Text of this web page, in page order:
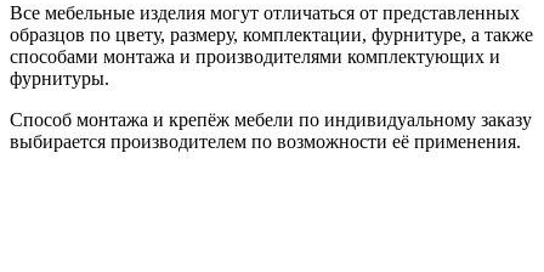
Все мебельные изделия могут отличаться от представленных
образцов по цвету, размеру, комплектации, фурнитуре, а также
способами монтажа и производителями комплектующих и
фурнитуры.
Способ монтажа и крепёж мебели по индивидуальному заказу
выбирается производителем по возможности её применения.